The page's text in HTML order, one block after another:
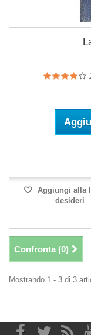
Aggiungi alla
desideri
Confronta (0)
Mostrando 1 - 3 di 3